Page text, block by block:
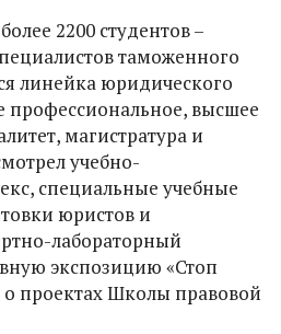
2200 студентов –
таможенного
линейка юридического
профессиональное, высшее
магистратура и
учебно-
специальные учебные
юристов и
лабораторный
экспозицию «Стоп
о проектах Школы правовой